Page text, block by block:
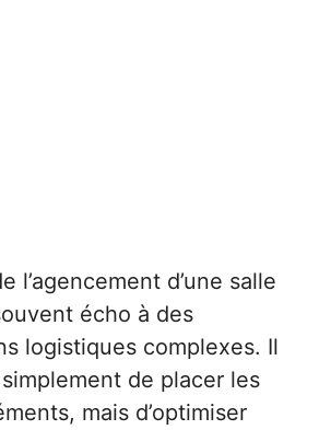
l’agencement d’une salle
écho à des
logistiques complexes. Il
simplement de placer les
mais d’optimiser